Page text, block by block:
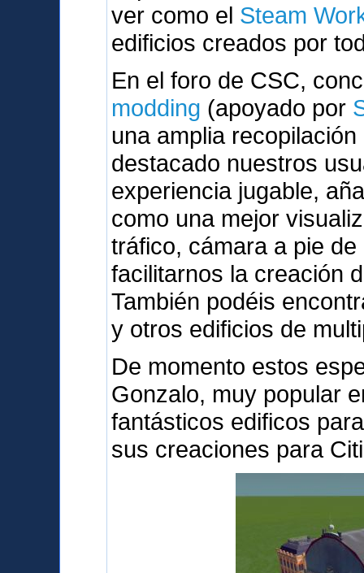
ver como el Steam
edificios creados por
En el foro de CSC,
modding (apoyado por
una amplia
destacado nuestros
experiencia jugable,
como una mejor
tráfico, cámara a pie
facilitarnos la creación
También podéis
y otros edificios de
De momento estos
Gonzalo, muy popular
fantásticos edificos
sus creaciones para